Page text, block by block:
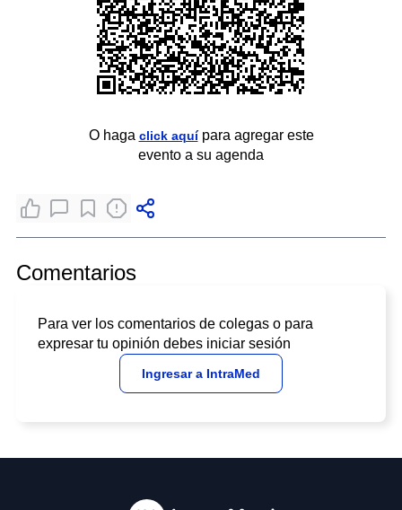
O haga click aquípara agregar este
evento a su agenda
Comentarios
Para ver los comentarios de colegas o para
expresar tu opinión debes iniciar sesión
Ingresar a IntraMed